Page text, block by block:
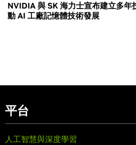
NVIDIA 與 SK 海力士宣布建立多年
動 AI 工廠記憶體技術發展
平台
人工智慧與深度學習